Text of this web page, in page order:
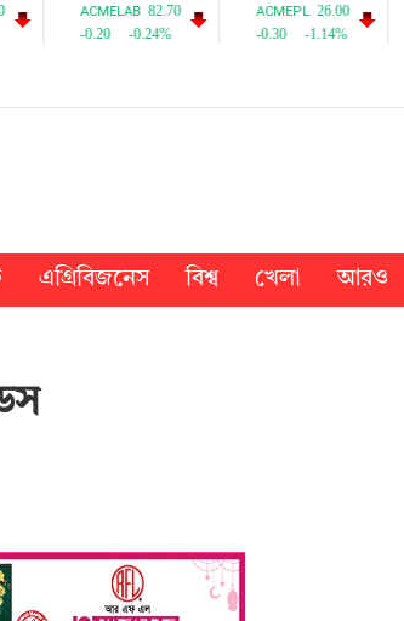
এগ্রিবিজনেস বিশ্ব খেলা আরও